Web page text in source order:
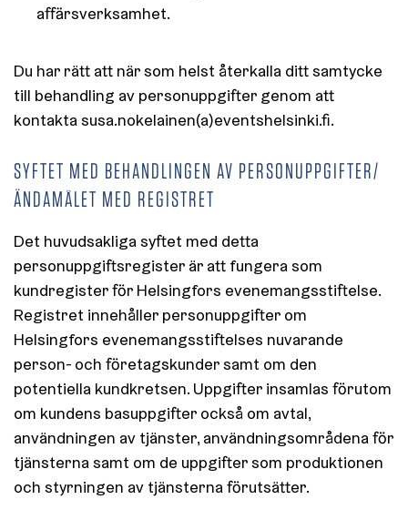
affärsverksamhet.
Du har rätt att när som helst återkalla ditt samtycke
till behandling av personuppgifter genom att
kontakta susa.nokelainen(a)eventshelsinki.fi.
SYFTET MED BEHANDLINGEN AV PERSONUPPGIFTER/
ÄNDAMÅLET MED REGISTRET
Det huvudsakliga syftet med detta
personuppgiftsregister är att fungera som
kundregister för Helsingfors evenemangsstiftelse.
Registret innehåller personuppgifter om
Helsingfors evenemangsstiftelses nuvarande
person- och företagskunder samt om den
potentiella kundkretsen. Uppgifter insamlas förutom
om kundens basuppgifter också om avtal,
användningen av tjänster, användningsområdena för
tjänsterna samt om de uppgifter som produktionen
och styrningen av tjänsterna förutsätter.